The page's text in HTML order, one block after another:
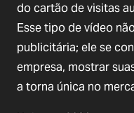
do cartão de visitas
Esse tipo de vídeo
publicitária; ele se
empresa, mostrar
a torna única no